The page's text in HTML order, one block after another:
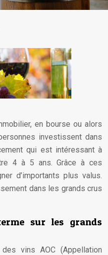
en bourse ou alors
investissent dans
qui est intéressant à
4 à 5 ans. Grâce à ces
d’importants plus valus.
dans les grands crus
sur les grands
vins AOC (Appellation